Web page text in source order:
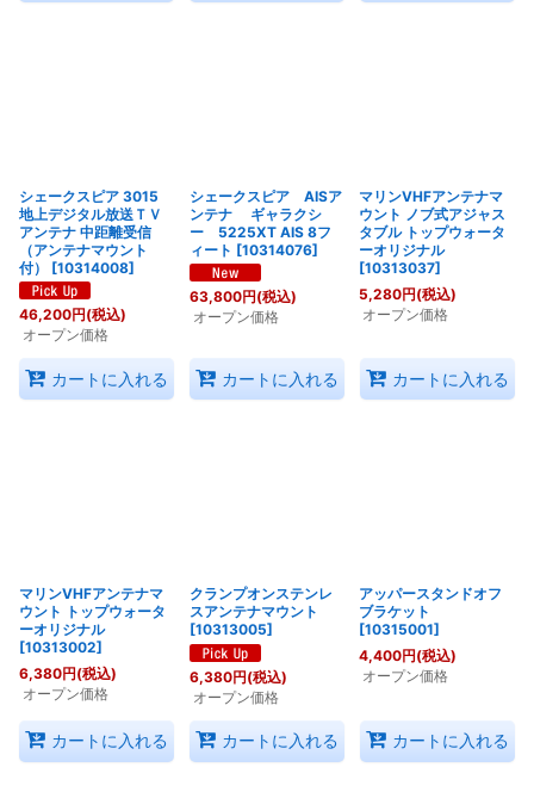
シェークスピア 3015
地上デジタル放送ＴＶ
アンテナ 中距離受信
（アンテナマウント
付）
[10314008]
46,200円(税込)
オープン価格
カートに入れる
シェークスピア AISア
ンテナ ギャラクシ
ー 5225XT AIS 8フ
ィート [10314076]
63,800円(税込)
オープン価格
カートに入れる
マリンVHFアンテナマ
ウント ノブ式アジャス
タブル トップウォータ
ーオリジナル
[10313037]
5,280円(税込)
オープン価格
カートに入れる
マリンVHFアンテナマ
ウント トップウォータ
ーオリジナル
[10313002]
6,380円(税込)
オープン価格
カートに入れる
クランプオンステンレ
スアンテナマウント
[10313005]
6,380円(税込)
オープン価格
カートに入れる
アッパースタンドオフ
ブラケット
[10315001]
4,400円(税込)
オープン価格
カートに入れる